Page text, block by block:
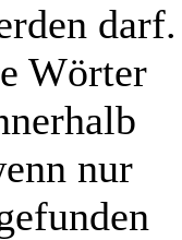
darf.
Wörter
nur